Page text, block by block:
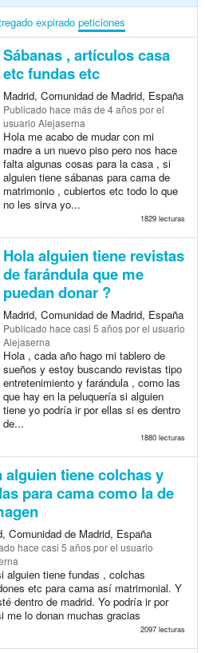
expirado peticiones
Sábanas , artículos casa
etc fundas etc
Madrid, Comunidad de Madrid, España
Publicado hace más de 4 añospor el
usuario Alejaserna
Hola me acabo de mudar con mi
madre a un nuevo piso pero nos hace
falta algunas cosas para la casa , si
alguien tiene sábanas para cama de
matrimonio , cubiertos etc todo lo que
no les sirva yo...
1829 lecturas
Hola alguien tiene revistas
de farándula que me
puedan donar ?
Madrid, Comunidad de Madrid, España
Publicado hace casi 5 añospor el usuario
Alejaserna
Hola , cada año hago mi tablero de
sueños y estoy buscando revistas tipo
entretenimiento y farándula , como las
que hay en la peluquería si alguien
tiene yo podría ir por ellas si es dentro
de...
1880 lecturas
alguien tiene colchas y
para cama como la de
Comunidad de Madrid, España
hace casi 5 añospor el usuario
alguien tiene fundas , colchas
etc para cama así matrimonial. Y
dentro de madrid. Yo podría ir por
me lo donan muchas gracias
2097 lecturas